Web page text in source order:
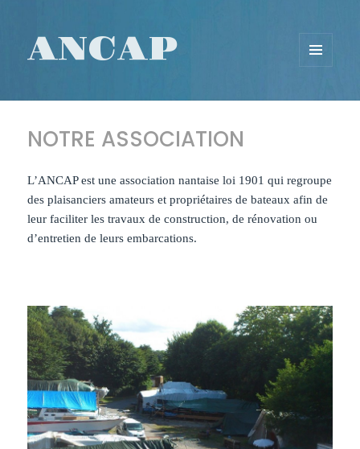
ANCAP
WIDGETS
NOTRE ASSOCIATION
L’ANCAP est une association nantaise loi 1901 qui regroupe
des plaisanciers amateurs et propriétaires de bateaux afin de
leur faciliter les travaux de construction, de rénovation ou
d’entretien de leurs embarcations.